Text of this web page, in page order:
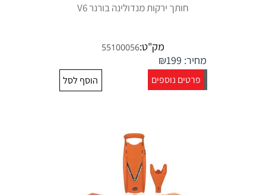
חותך ירקות מנדולינה בורנר V6
מק"ט:55100056
מחיר: ₪199
פרטים נוספים הוסף לסל